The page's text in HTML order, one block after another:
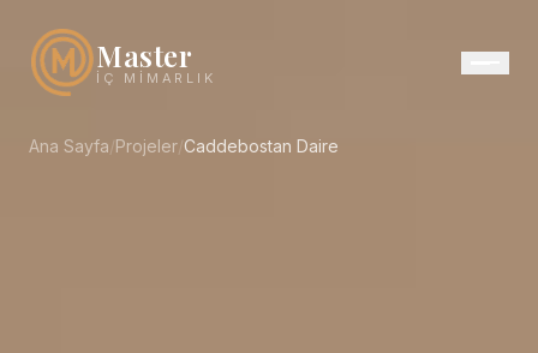
Master
İÇ MIMARLIK
Ana Sayfa/Projeler/Caddebostan Daire